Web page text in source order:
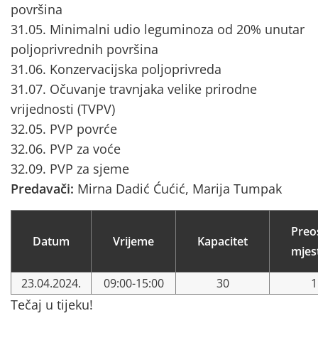
površina
31.05. Minimalni udio leguminoza od 20% unutar
poljoprivrednih površina
31.06. Konzervacijska poljoprivreda
31.07. Očuvanje travnjaka velike prirodne
vrijednosti (TVPV)
32.05. PVP povrće
32.06. PVP za voće
32.09. PVP za sjeme
Predavači: Mirna Dadić Ćućić, Marija Tumpak
Datum Vrijeme Kapacitet
23.04.2024. 09:00-15:00 30
Tečaj u tijeku!